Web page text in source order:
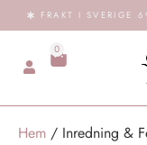
FRAKT I SVERIGE
0
Hem / Inredning &